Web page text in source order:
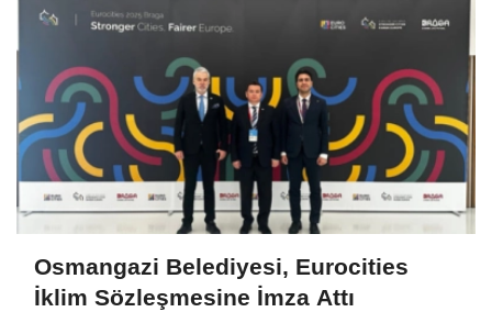
Osmangazi Belediyesi, Eurocities
İklim Sözleşmesine İmza Attı